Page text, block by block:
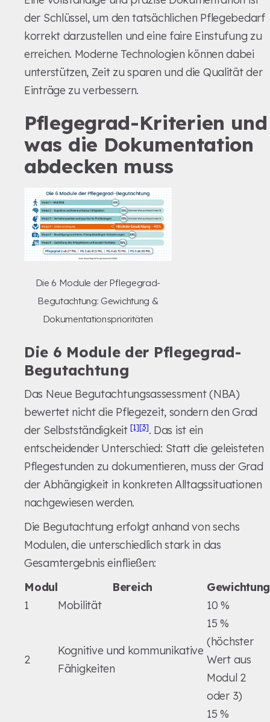
der Schlüssel, um den tatsächlichen Pflegebedarf
korrekt darzustellen und eine faire Einstufung zu
erreichen. Moderne Technologien können dabei
unterstützen, Zeit zu sparen und die Qualität der
Einträge zu verbessern.
Pflegegrad-Kriterien und
was die Dokumentation
abdecken muss
Die 6 Module der Pflegegrad-
Begutachtung: Gewichtung &
Dokumentationsprioritäten
Die 6 Module der Pflegegrad-
Begutachtung
Das Neue Begutachtungsassessment (NBA)
bewertet nicht die Pflegezeit, sondern den Grad
der Selbstständigkeit[1][3]. Das ist ein
entscheidender Unterschied: Statt die geleisteten
Pflegestunden zu dokumentieren, muss der Grad
der Abhängigkeit in konkreten Alltagssituationen
nachgewiesen werden.
Die Begutachtung erfolgt anhand von sechs
Modulen, die unterschiedlich stark in das
Gesamtergebnis einfließen:
Modul
Bereich
Gewichtung
1
Mobilität 10 %
2
Kognitive und kommunikative
Fähigkeiten
15 %
(höchster
Wert aus
Modul 2
oder 3)
15 %